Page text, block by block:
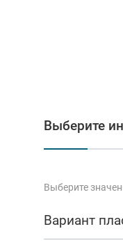
Выберите
Выберите
Вариант